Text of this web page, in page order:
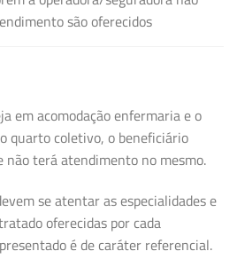
são oferecidos
em acomodação enfermaria e o
quarto coletivo, o beneficiário
não terá atendimento no mesmo.
se atentar as especialidades e
oferecidas por cada
é de caráter referencial.